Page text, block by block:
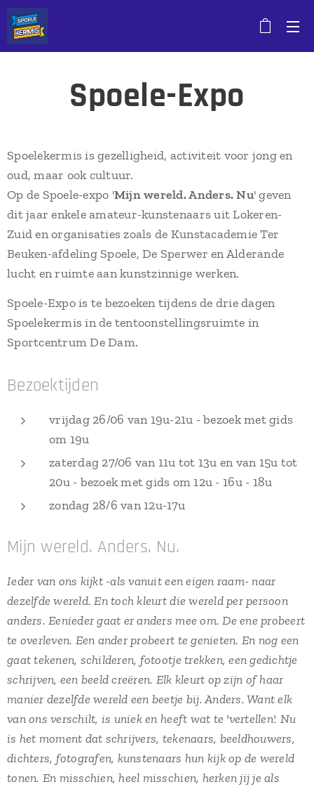
Spoele-Expo
Spoelekermis is gezelligheid, activiteit voor jong en
oud, maar ook cultuur.
Op de Spoele-expo 'Mijn wereld. Anders. Nu' geven
dit jaar enkele amateur-kunstenaars uit Lokeren-
Zuid en organisaties zoals de Kunstacademie Ter
Beuken-afdeling Spoele, De Sperwer en Alderande
lucht en ruimte aan kunstzinnige werken.
Spoele-Expo is te bezoeken tijdens de drie dagen
Spoelekermis in de tentoonstellingsruimte in
Sportcentrum De Dam.
Bezoektijden
vrijdag 26/06 van 19u-21u - bezoek met gids
om 19u
zaterdag 27/06 van 11u tot 13u en van 15u tot
20u - bezoek met gids om 12u - 16u - 18u
zondag 28/6 van 12u-17u
Mijn wereld. Anders. Nu.
Ieder van ons kijkt -als vanuit een eigen raam- naar
dezelfde wereld. En toch kleurt die wereld per persoon
anders. Eenieder gaat er anders mee om. De ene probeert
te overleven. Een ander probeert te genieten. En nog een
gaat tekenen, schilderen, fotootje trekken, een gedichtje
schrijven, een beeld creëren. Elk kleurt op zijn of haar
manier dezelfde wereld een beetje bij. Anders. Want elk
van ons verschilt, is uniek en heeft wat te 'vertellen'. Nu
is het moment dat schrijvers, tekenaars, beeldhouwers,
dichters, fotografen, kunstenaars hun kijk op de wereld
tonen. En misschien, heel misschien, herken jij je als